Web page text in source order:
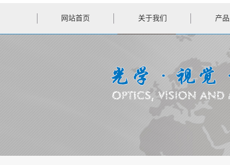
网站首页 关于我们 产